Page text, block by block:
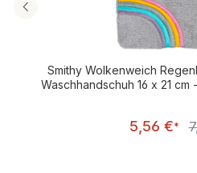
Smithy Wolkenweich
Waschhandschuh 16 x 21
5,56 €*